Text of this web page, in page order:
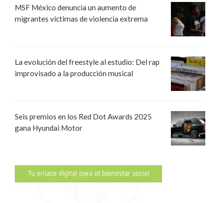
MSF México denuncia un aumento de
migrantes víctimas de violencia extrema
La evolución del freestyle al estudio: Del rap
improvisado a la producción musical
Seis premios en los Red Dot Awards 2025
gana Hyundai Motor